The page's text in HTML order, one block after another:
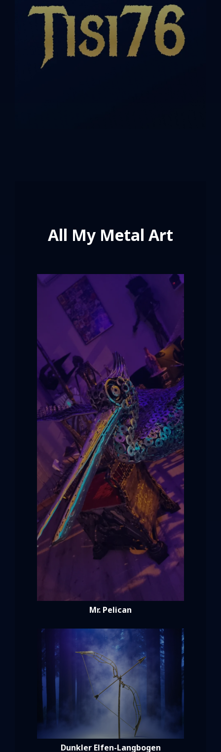
All My Metal Art
Mr. Pelican
Dunkler Elfen-Langbogen